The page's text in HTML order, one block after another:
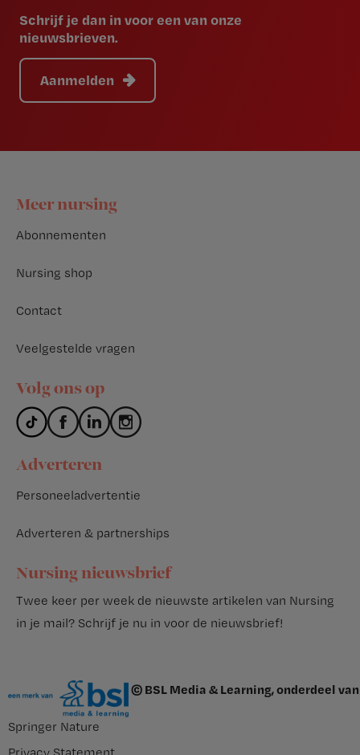
Schrijf je dan in voor een van onze
nieuwsbrieven.
Aanmelden
Footer
Meer nursing
Abonnementen
Nursing shop
Contact
Veelgestelde vragen
Volg ons op
Adverteren
Personeeladvertentie
Adverteren & partnerships
Nursing nieuwsbrief
Twee keer per week de nieuwste artikelen van Nursing
in je mail? Schrijf je nu in voor de nieuwsbrief!
© BSL Media & Learning, onderdeel van
Springer Nature